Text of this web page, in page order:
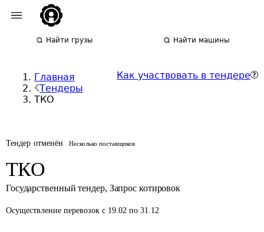
Найти грузы Найти машины
Главная
Тендеры
ТКО
Как участвовать в тендере
Тендер отменён Несколько поставщиков
ТКО
Государственный тендер, Запрос котировок
Осуществление перевозок с 19.02 по 31.12